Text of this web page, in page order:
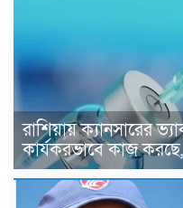
রাশিয়ায় ক্যানসারের
কার্যকরভাবে কাজ করছে,